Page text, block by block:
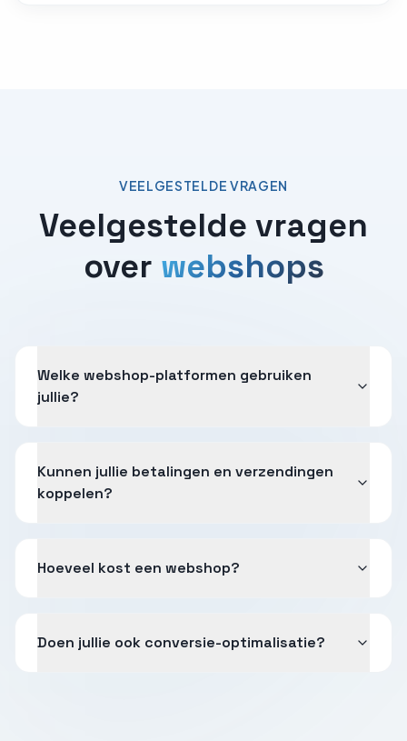
VEELGESTELDE VRAGEN
Veelgestelde vragen
over webshops
Welke webshop-platformen gebruiken
jullie?
Kunnen jullie betalingen en verzendingen
koppelen?
Hoeveel kost een webshop?
Doen jullie ook conversie-optimalisatie?